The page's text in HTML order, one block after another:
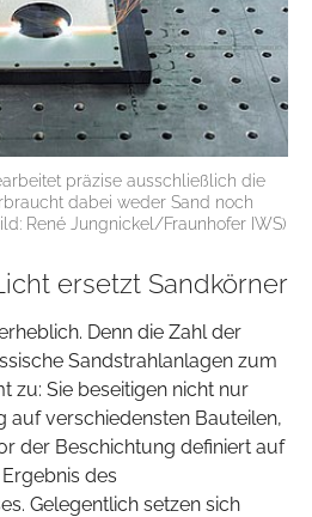
präzise ausschließlich die
dabei weder Sand noch
René Jungnickel/Fraunhofer IWS)
ersetzt Sandkörner
Denn die Zahl der
Sandstrahlanlagen zum
zu: Sie beseitigen nicht nur
auf verschiedensten Bauteilen,
der Beschichtung definiert auf
des
Gelegentlich setzen sich